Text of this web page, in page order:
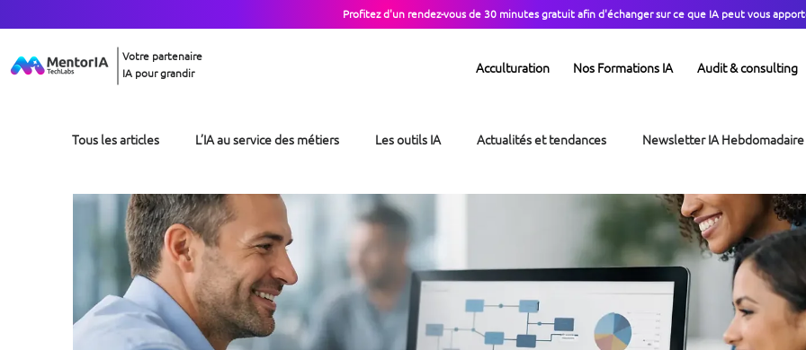
Profitez d'un rendez-vous de 30 minutes gratuit afin d'échanger sur ce que IA peut vous
Votre partenaire
IA pour grandir
Acculturation Nos Formations IA Audit & consulting
Tous les articles L’IA au service des métiers Les outils IA Actualités et tendances Newsletter IA Hebdomadaire